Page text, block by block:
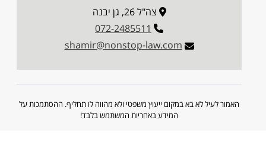
צה"ל 26, גן יבנה
072-2485511
shamir@nonstop-law.com
האמור לעיל לא בא במקום ייעוץ משפטי ולא מהווה לו תחליף. ההסתמכות על
המידע באחריות המשתמש בלבד!